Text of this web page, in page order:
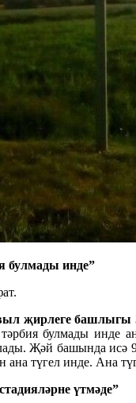
булмады инде”
җирлеге башлыгы
булмады
Җәй башында
түгел инде. Ана
үтмәде”